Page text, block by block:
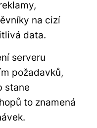
na cizí
data.
serveru
požadavků,
stane
to znamená